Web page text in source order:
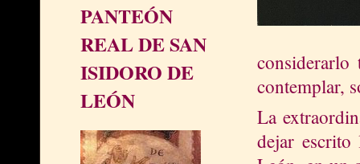
PANTEÓN
REAL DE SAN
ISIDORO DE
LEÓN
contemplar,
La
dejar